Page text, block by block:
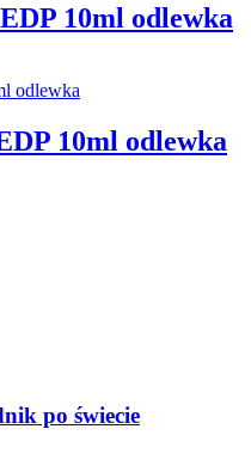
10ml odlewka
10ml odlewka
po świecie